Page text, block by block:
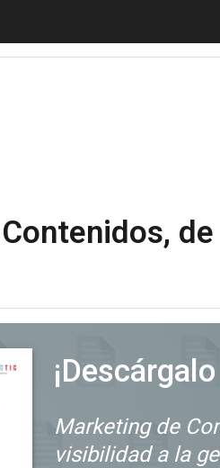
Marketing de Contenidos,
Marketing de
visibilidad a la